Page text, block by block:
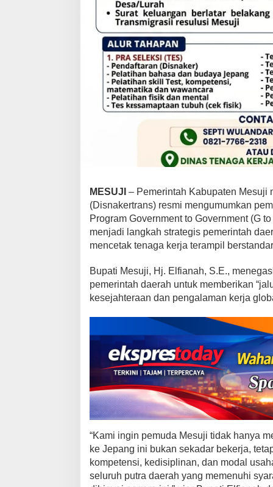
R
e
s
m
i
D
i
b
u
k
G
a
i
B
a
s
n
J
u
a
d
a
n
M
o
d
a
l
U
s
a
a
MESUJI – Pemerintah Kabupaten Mesuji
(Disnakertrans) resmi mengumumkan
Program Government to Government (G
menjadi langkah strategis pemerintah
mencetak tenaga kerja terampil
​Bupati Mesuji, Hj. Elfianah, S.E.,
pemerintah daerah untuk memberikan
kesejahteraan dan pengalaman kerja
​“Kami ingin pemuda Mesuji tidak hanya
ke Jepang ini bukan sekadar bekerja,
kompetensi, kedisiplinan, dan modal
seluruh putra daerah yang memenuhi